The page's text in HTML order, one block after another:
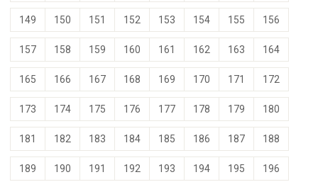
149 150 151 152 153 154 155 156
157 158 159 160 161 162 163 164
165 166 167 168 169 170 171 172
173 174 175 176 177 178 179 180
181 182 183 184 185 186 187 188
189 190 191 192 193 194 195 196